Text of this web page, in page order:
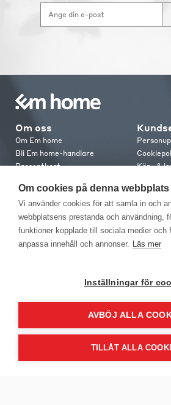
Om oss
Om Em home
Bli Em home-handlare
Presentkort
Em home Club
Medlemsvillkor
Köp- &
Retur &
Kontakt
Kontakta oss
Om cookies på denna webbplats
Vi använder cookies för att samla in och
webbplatsens prestanda och användning,
funktioner kopplade till sociala medier och
anpassa innehåll och annonser. Läs mer
Inställningar för
AVBÖJ ALLA
TILLÅT ALLA